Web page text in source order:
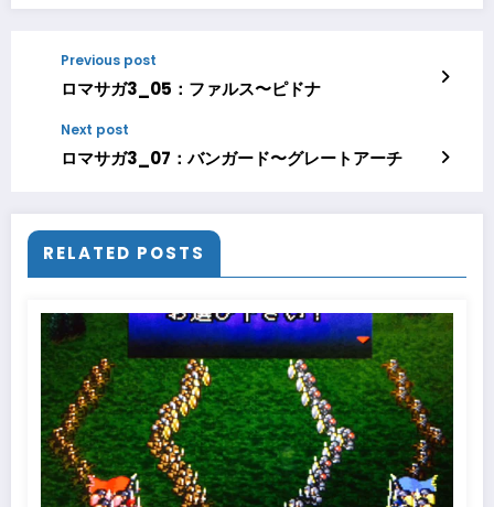
Previous post
ロマサガ3_05：ファルス〜ピドナ
Next post
ロマサガ3_07：バンガード〜グレートアーチ
RELATED POSTS